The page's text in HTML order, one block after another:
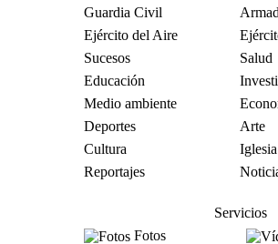
Guardia Civil
Ejército del Aire
Sucesos
Salud
Educación
Medio ambiente
Deportes
Arte
Cultura
Reportajes
Servicios
Fotos